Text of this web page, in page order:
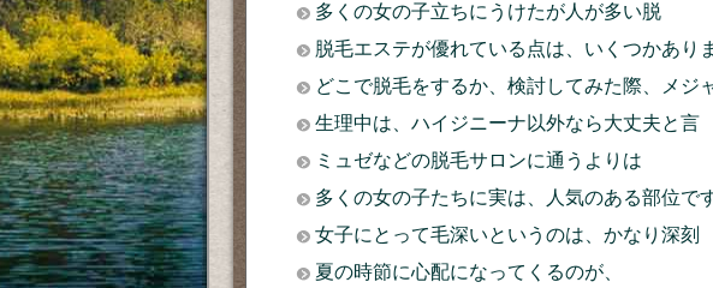
多くの女の子立ちにうけたが人が多い脱
脱毛エステが優れている点は、いくつかありま
どこで脱毛をするか、検討してみた際、メジ
生理中は、ハイジニーナ以外なら大丈夫と言
ミュゼなどの脱毛サロンに通うよりは
多くの女の子たちに実は、人気のある部位で
女子にとって毛深いというのは、かなり深刻
夏の時節に心配になってくるのが、